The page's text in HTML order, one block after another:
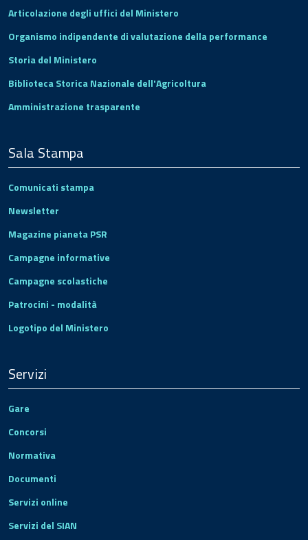
Articolazione degli uffici del Ministero
Organismo indipendente di valutazione della performance
Storia del Ministero
Biblioteca Storica Nazionale dell'Agricoltura
Amministrazione trasparente
Sala Stampa
Comunicati stampa
Newsletter
Magazine pianeta PSR
Campagne informative
Campagne scolastiche
Patrocini - modalità
Logotipo del Ministero
Servizi
Gare
Concorsi
Normativa
Documenti
Servizi online
Servizi del SIAN